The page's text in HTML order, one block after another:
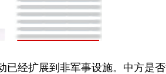
经扩展到非军事设施。中方是